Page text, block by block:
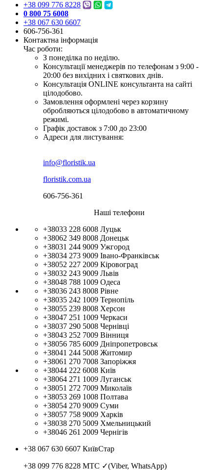
+38 099 776 8228
0 800 75 6008
+38 067 630 6607
606-756-361
Контактна інформація
Час роботи:
З понеділка по неділю.
Консультації менеджерів по телефонам з 9:00 -
20:00 без вихідних і святкових днів.
Консультація ONLINE консультанта на сайті
цілодобово.
Замовлення оформлені через корзину
обробляються цілодобово в автоматичному
режимі.
Графік доставок з 7:00 до 23:00
Адреси для листування:
info@floristik.ua
floristik.com.ua
606-756-361
Наші телефони
+38033 228 6008 Луцьк
+38062 349 8008 Донецьк
+38031 244 9009 Ужгород
+38034 273 9009 Івано-Франківськ
+38052 227 2009 Кіровоград
+38032 243 9009 Львів
+38048 788 1009 Одеса
+38036 243 8008 Рівне
+38035 242 1009 Тернопіль
+38055 239 8008 Херсон
+38047 251 1009 Черкаси
+38037 290 5008 Чернівці
+38043 252 7009 Вінниця
+38056 785 6009 Дніпропетровськ
+38041 244 5008 Житомир
+38061 270 7008 Запоріжжя
+38044 222 6008 Київ
+38064 271 1009 Луганськ
+38051 272 7009 Миколаїв
+38053 269 1008 Полтава
+38054 270 9009 Суми
+38057 758 9009 Харків
+38038 270 5009 Хмельницький
+38046 261 2009 Чернігів
+38 067 630 6607 КиївСтар
+38 099 776 8228 МТС ✓(Viber, WhatsApp)